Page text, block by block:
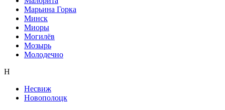
Марьина Горка
Минск
Миоры
Могилёв
Мозырь
Молодечно
Н
Несвиж
Новополоцк